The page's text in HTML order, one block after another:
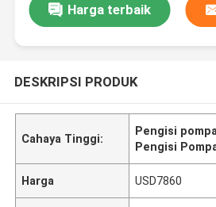
Harga terbaik
DESKRIPSI PRODUK
Cahaya Tinggi:
Pengisi
Pengisi
Harga USD7860